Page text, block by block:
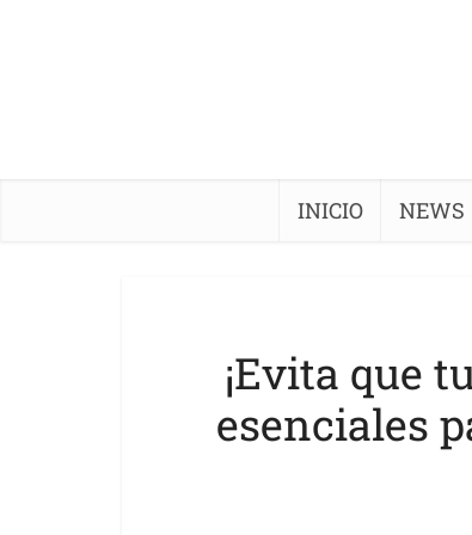
INICIO NEWS
¡Evita que
esenciales